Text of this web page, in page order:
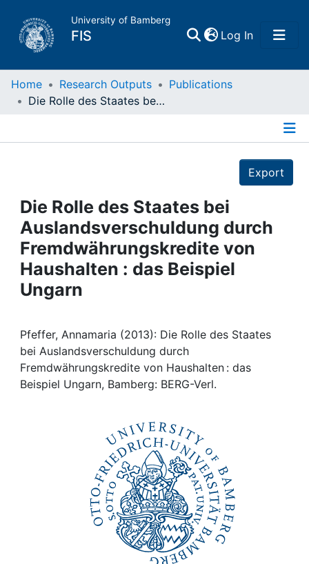
University of Bamberg
FIS Log In(current)
Home
Projects
People
Institutions
My FIS
Help
Home Research Outputs
Publications
Die Rolle des Staates bei Auslandsverschuldung durch Fremdwährungskredite von Haushalten : das Beispiel Ungarn
Export
Die Rolle des Staates bei
Auslandsverschuldung durch
Fremdwährungskredite von
Haushalten : das Beispiel
Ungarn
Pfeffer, Annamaria (2013): Die Rolle des Staates
bei Auslandsverschuldung durch
Fremdwährungskredite von Haushalten : das
Beispiel Ungarn, Bamberg: BERG-Verl.